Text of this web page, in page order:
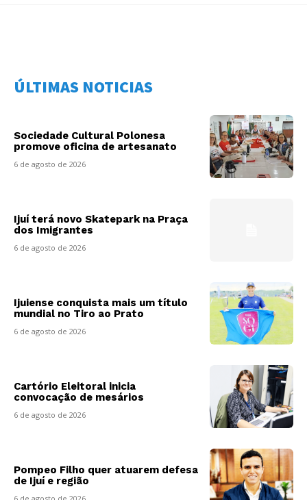
ÚLTIMAS NOTICIAS
Sociedade Cultural Polonesa
promove oficina de artesanato
6 de agosto de 2026
Ijuí terá novo Skatepark na Praça
dos Imigrantes
6 de agosto de 2026
Ijuiense conquista mais um título
mundial no Tiro ao Prato
6 de agosto de 2026
Cartório Eleitoral inicia
convocação de mesários
6 de agosto de 2026
Pompeo Filho quer atuarem defesa
de Ijuí e região